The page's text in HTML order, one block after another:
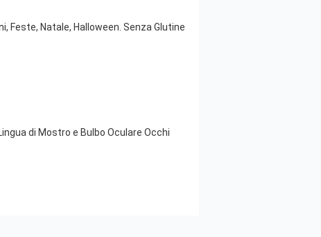
Feste, Natale, Halloween. Senza Glutine
di Mostro e Bulbo Oculare Occhi